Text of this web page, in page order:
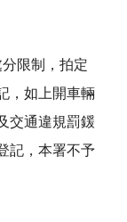
限制，拍定
，如上開車輛
交通違規罰鍰
記，本署不予